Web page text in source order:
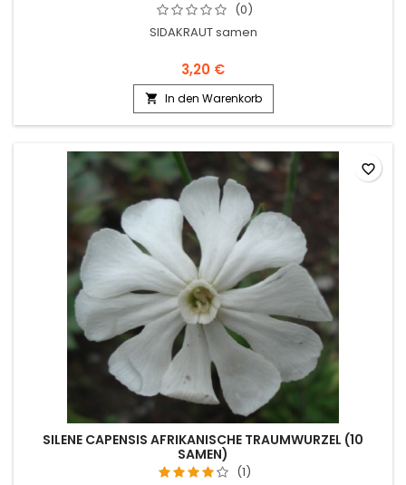
(0)
SIDAKRAUT samen
3,20 €
 In den Warenkorb
SILENE CAPENSIS AFRIKANISCHE TRAUMWURZEL (10
SAMEN)
(1)
favorite_border